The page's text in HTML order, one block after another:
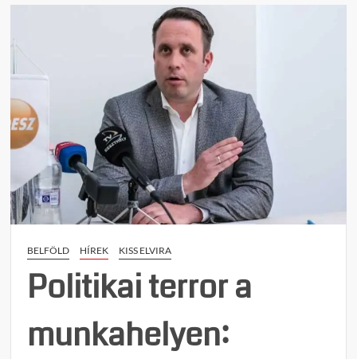
n
BELFÖLD HÍREK KISS ELVIRA
Politikai terror a
munkahelyen: